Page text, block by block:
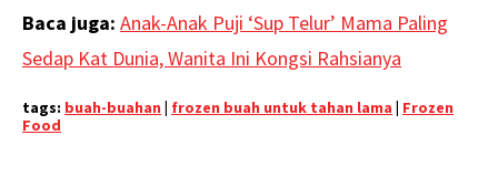
Baca juga: Anak-Anak Puji ‘Sup Telur’ Mama Paling
Sedap Kat Dunia, Wanita Ini Kongsi Rahsianya
tags: buah-buahan | frozen buah untuk tahan lama | Frozen
Food